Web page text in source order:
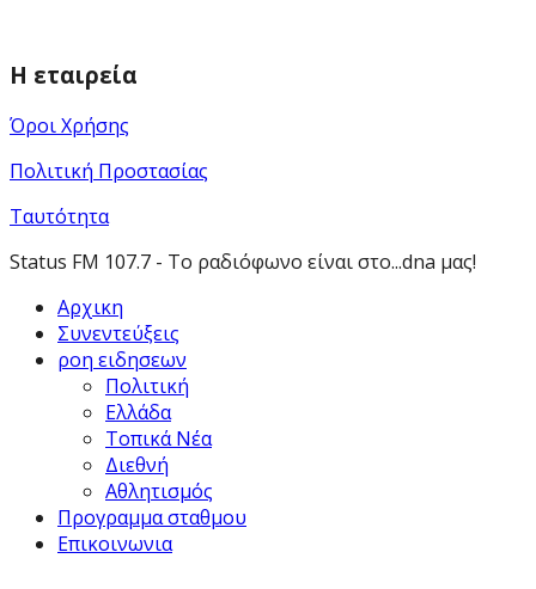
Η εταιρεία
Όροι Χρήσης
Πολιτική Προστασίας
Ταυτότητα
Status FM 107.7 - Το ραδιόφωνο είναι στο...dna μας!
Αρχικη
Συνεντεύξεις
ροη ειδησεων
Πολιτική
Ελλάδα
Τοπικά Νέα
Διεθνή
Αθλητισμός
Προγραμμα σταθμου
Επικοινωνια